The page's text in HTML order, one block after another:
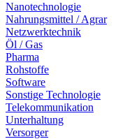
Nanotechnologie
Nahrungsmittel / Agrar
Netzwerktechnik
Öl / Gas
Pharma
Rohstoffe
Software
Sonstige Technologie
Telekommunikation
Unterhaltung
Versorger